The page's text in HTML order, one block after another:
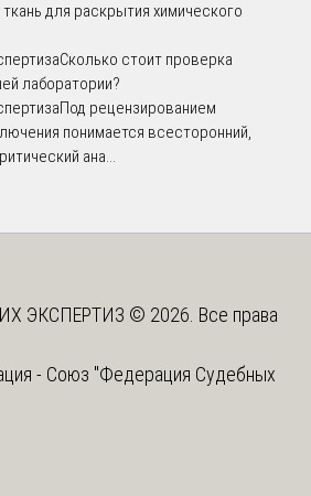
для раскрытия химического
Сколько стоит проверка
лаборатории?
Под рецензированием
понимается всесторонний,
ана...
ЭКСПЕРТИЗ © 2026. Все права
- Союз "Федерация Судебных